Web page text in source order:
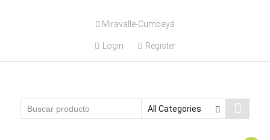
to
Miravalle-Cumbayá
Login Register